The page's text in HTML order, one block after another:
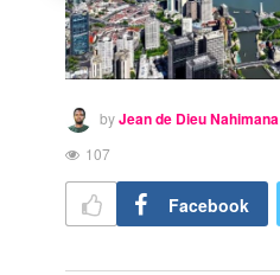
byJean de Dieu Nahimana
107
Facebook